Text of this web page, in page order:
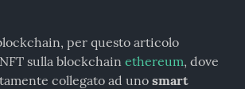
per questo articolo
sulla blockchain ethereum, dove
collegato ad uno smart